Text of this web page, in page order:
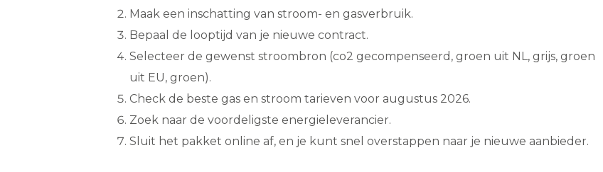
Maak een inschatting van stroom- en gasverbruik.
Bepaal de looptijd van je nieuwe contract.
Selecteer de gewenst stroombron (co2 gecompenseerd, groen uit NL, grijs, groen
uit EU, groen).
Check de beste gas en stroom tarieven voor augustus 2026.
Zoek naar de voordeligste energieleverancier.
Sluit het pakket online af, en je kunt snel overstappen naar je nieuwe aanbieder.